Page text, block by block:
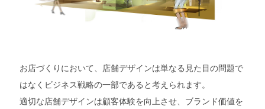
お店づくりにおいて、店舗デザインは単なる見た目の問題で
はなくビジネス戦略の一部であると考えられます。
適切な店舗デザインは顧客体験を向上させ、ブランド価値を